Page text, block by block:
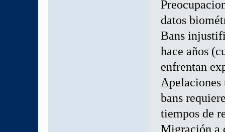
datos
Bans
hace años
enfrentan
Apelaciones
bans
tiempos de
Migración a